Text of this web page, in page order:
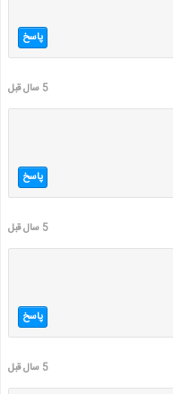
پاسخ
5 سال قبل
پاسخ
5 سال قبل
پاسخ
5 سال قبل